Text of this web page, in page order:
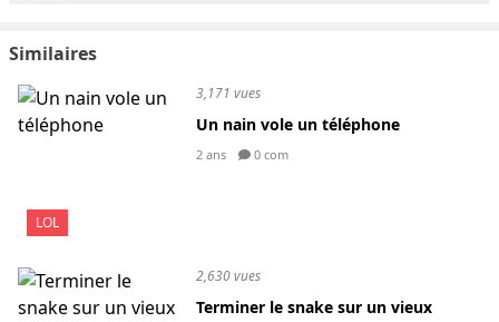
Similaires
LOL
3,171 vues
Un nain vole un téléphone
2 ans 0 com
2,630 vues
Terminer le snake sur un vieux